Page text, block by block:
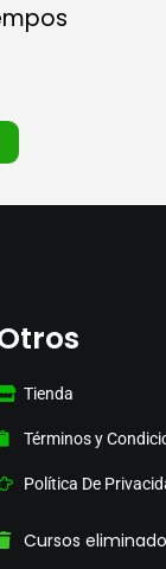
Tienda
Términos y
Política De
Cursos